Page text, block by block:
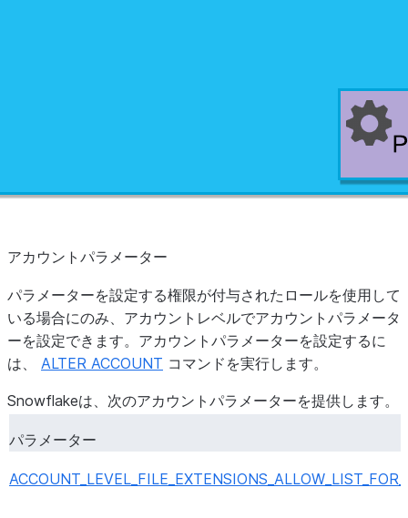
アカウントパラメーター
パラメーターを設定する権限が付与されたロールを使用して
いる場合にのみ、アカウントレベルでアカウントパラメータ
ーを設定できます。アカウントパラメーターを設定するに
は、 ALTER ACCOUNT コマンドを実行します。
Snowflakeは、次のアカウントパラメーターを提供します。
パラメーター